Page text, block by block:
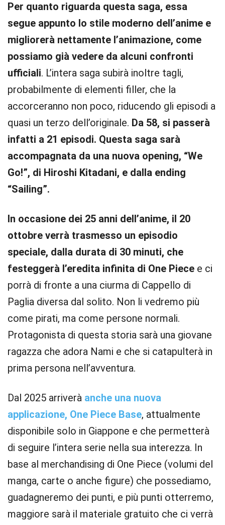
Per quanto riguarda questa saga, essa
segue appunto lo stile moderno dell’anime e
migliorerà nettamente l’animazione, come
possiamo già vedere da alcuni confronti
ufficiali. L’intera saga subirà inoltre tagli,
probabilmente di elementi filler, che la
accorceranno non poco, riducendo gli episodi a
quasi un terzo dell’originale. Da 58, si passerà
infatti a 21 episodi. Questa saga sarà
accompagnata da una nuova opening, “We
Go!”, di Hiroshi Kitadani, e dalla ending
“Sailing”.
In occasione dei 25 anni dell’anime, il 20
ottobre verrà trasmesso un episodio
speciale, dalla durata di 30 minuti, che
festeggerà l’eredita infinita di One Piece e ci
porrà di fronte a una ciurma di Cappello di
Paglia diversa dal solito. Non li vedremo più
come pirati, ma come persone normali.
Protagonista di questa storia sarà una giovane
ragazza che adora Nami e che si catapulterà in
prima persona nell’avventura.
Dal 2025 arriverà anche una nuova
applicazione, One Piece Base, attualmente
disponibile solo in Giappone e che permetterà
di seguire l’intera serie nella sua interezza. In
base al merchandising di One Piece (volumi del
manga, carte o anche figure) che possediamo,
guadagneremo dei punti, e più punti otterremo,
maggiore sarà il materiale gratuito che ci verrà